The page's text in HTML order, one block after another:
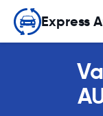
Express